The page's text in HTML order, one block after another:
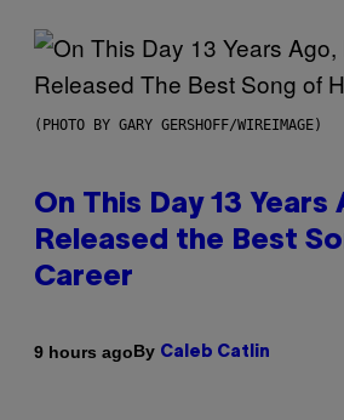
(PHOTO BY GARY GERSHOFF/WIREIMAGE)
On This Day 13 Years
Released the Best
Career
9 hours agoBy Caleb Catlin